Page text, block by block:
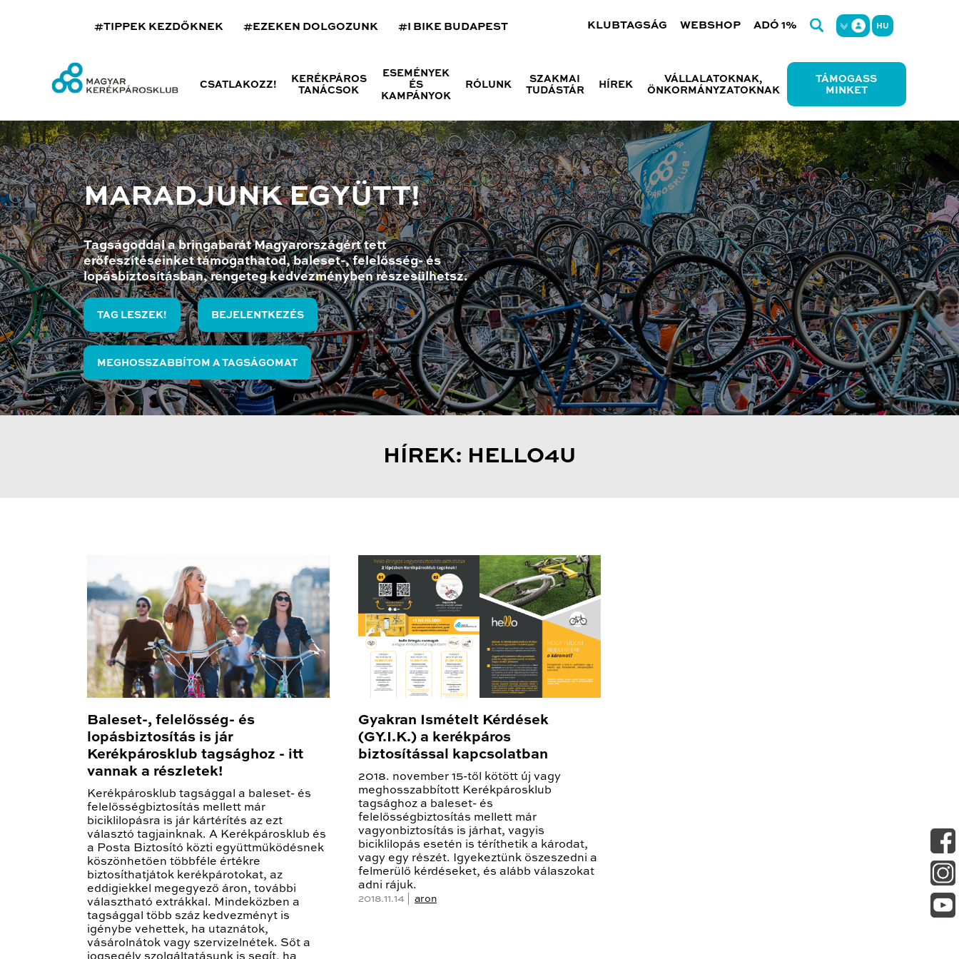
#TIPPEK KEZDŐKNEK #EZEKEN DOLGOZUNK #I BIKE BUDAPEST KLUBTAGSÁG WEBSHOP ADÓ 1% HU
CSATLAKOZZ!
KERÉKPÁROS
TANÁCSOK
ESEMÉNYEK
ÉS
KAMPÁNYOK
RÓLUNK
SZAKMAI
TUDÁSTÁR
HÍREK
VÁLLALATOKNAK,
ÖNKORMÁNYZATOKNAK
TÁMOGASS
MINKET
MARADJUNK EGYÜTT!
Tagságoddal a bringabarát Magyarországért tett
erőfeszítéseinket támogathatod, baleset-, felelősség- és
lopásbiztosításban, rengeteg kedvezményben részesülhetsz.
TAG LESZEK! BEJELENTKEZÉS
MEGHOSSZABBÍTOM A TAGSÁGOMAT
HÍREK: HELLO4U
Baleset-, felelősség- és
lopásbiztosítás is jár
Kerékpárosklub tagsághoz - itt
vannak a részletek!
Kerékpárosklub tagsággal a baleset- és
felelősségbiztosítás mellett már
biciklilopásra is jár kártérítés az ezt
választó tagjainknak. A Kerékpárosklub és
a Posta Biztosító közti együttműködésnek
köszönhetően többféle értékre
biztosíthatjátok kerékpárotokat, az
eddigiekkel megegyező áron, további
választható extrákkal. Mindeközben a
tagsággal több száz kedvezményt is
igénybe vehettek, ha utaznátok,
vásárolnátok vagy szervizelnétek. Sőt a
Gyakran Ismételt Kérdések
(GY.I.K.) a kerékpáros
biztosítással kapcsolatban
2018. november 15-től kötött új vagy
meghosszabbított Kerékpárosklub
tagsághoz a baleset- és
felelősségbiztosítás mellett már
vagyonbiztosítás is járhat, vagyis
biciklilopás esetén is téríthetik a károdat,
vagy egy részét. Igyekeztünk öszeszedni a
felmerülő kérdéseket, és alább válaszokat
adni rájuk.
2018.11.14 | aron